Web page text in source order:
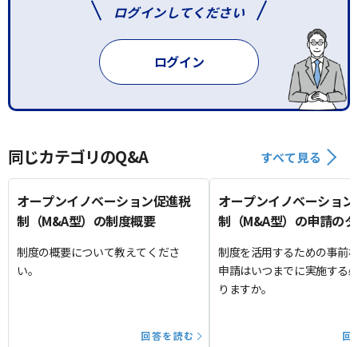
ログインしてください
ログイン
同じカテゴリのQ&A すべて見る
オープンイノベーション促進税
制（M&A型）の制度概要
制度の概要について教えてくださ
い。
回答を読む
オープンイノベーショ
制（M&A型）の申請の
制度を活用するための事前
申請はいつまでに実施する
りますか。
回